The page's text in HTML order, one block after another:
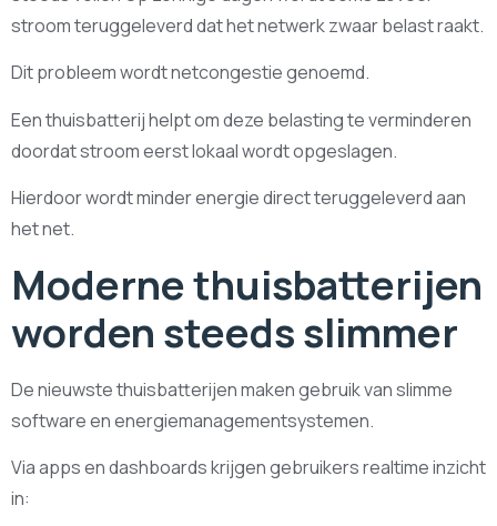
stroom teruggeleverd dat het netwerk zwaar belast raakt.
Dit probleem wordt netcongestie genoemd.
Een thuisbatterij helpt om deze belasting te verminderen
doordat stroom eerst lokaal wordt opgeslagen.
Hierdoor wordt minder energie direct teruggeleverd aan
het net.
Moderne thuisbatterijen
worden steeds slimmer
De nieuwste thuisbatterijen maken gebruik van slimme
software en energiemanagementsystemen.
Via apps en dashboards krijgen gebruikers realtime inzicht
in: